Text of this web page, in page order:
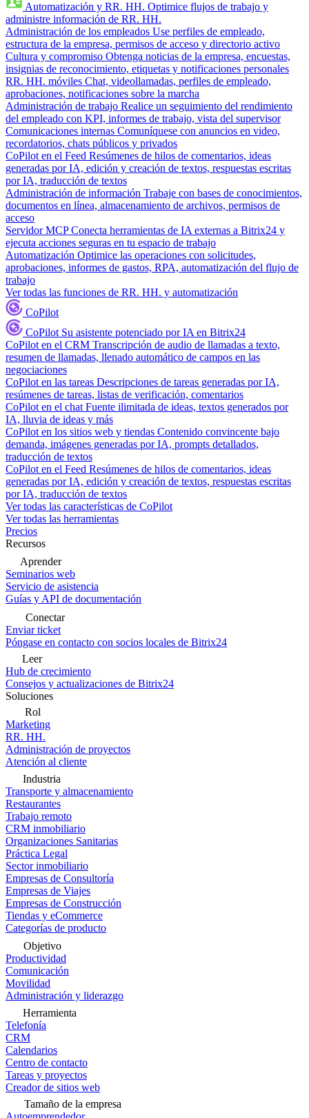
Automatización y RR. HH. Optimice flujos de trabajo y
administre información de RR. HH.
Administración de los empleados Use perfiles de empleado,
estructura de la empresa, permisos de acceso y directorio activo
Cultura y compromiso Obtenga noticias de la empresa, encuestas,
insignias de reconocimiento, etiquetas y notificaciones personales
RR. HH. móviles Chat, videollamadas, perfiles de empleado,
aprobaciones, notificaciones sobre la marcha
Administración de trabajo Realice un seguimiento del rendimiento
del empleado con KPI, informes de trabajo, vista del supervisor
Comunicaciones internas Comuníquese con anuncios en video,
recordatorios, chats públicos y privados
CoPilot en el Feed Resúmenes de hilos de comentarios, ideas
generadas por IA, edición y creación de textos, respuestas escritas
por IA, traducción de textos
Administración de información Trabaje con bases de conocimientos,
documentos en línea, almacenamiento de archivos, permisos de
acceso
Servidor MCP Conecta herramientas de IA externas a Bitrix24 y
ejecuta acciones seguras en tu espacio de trabajo
Automatización Optimice las operaciones con solicitudes,
aprobaciones, informes de gastos, RPA, automatización del flujo de
trabajo
Ver todas las funciones de RR. HH. y automatización
CoPilot
CoPilot Su asistente potenciado por IA en Bitrix24
CoPilot en el CRM Transcripción de audio de llamadas a texto,
resumen de llamadas, llenado automático de campos en las
negociaciones
CoPilot en las tareas Descripciones de tareas generadas por IA,
resúmenes de tareas, listas de verificación, comentarios
CoPilot en el chat Fuente ilimitada de ideas, textos generados por
IA, lluvia de ideas y más
CoPilot en los sitios web y tiendas Contenido convincente bajo
demanda, imágenes generadas por IA, prompts detallados,
traducción de textos
CoPilot en el Feed Resúmenes de hilos de comentarios, ideas
generadas por IA, edición y creación de textos, respuestas escritas
por IA, traducción de textos
Ver todas las características de CoPilot
Ver todas las herramientas
Precios
Recursos
Aprender
Seminarios web
Servicio de asistencia
Guías y API de documentación
Conectar
Enviar ticket
Póngase en contacto con socios locales de Bitrix24
Leer
Hub de crecimiento
Consejos y actualizaciones de Bitrix24
Soluciones
Rol
Marketing
RR. HH.
Administración de proyectos
Atención al cliente
Industria
Transporte y almacenamiento
Restaurantes
Trabajo remoto
CRM inmobiliario
Organizaciones Sanitarias
Práctica Legal
Sector inmobiliario
Empresas de Consultoría
Empresas de Viajes
Empresas de Construcción
Tiendas y eCommerce
Categorías de producto
Objetivo
Productividad
Comunicación
Movilidad
Administración y liderazgo
Herramienta
Telefonía
CRM
Calendarios
Centro de contacto
Tareas y proyectos
Creador de sitios web
Tamaño de la empresa